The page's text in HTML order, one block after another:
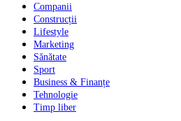
Companii
Construcții
Lifestyle
Marketing
Sănătate
Sport
Business & Finanțe
Tehnologie
Timp liber